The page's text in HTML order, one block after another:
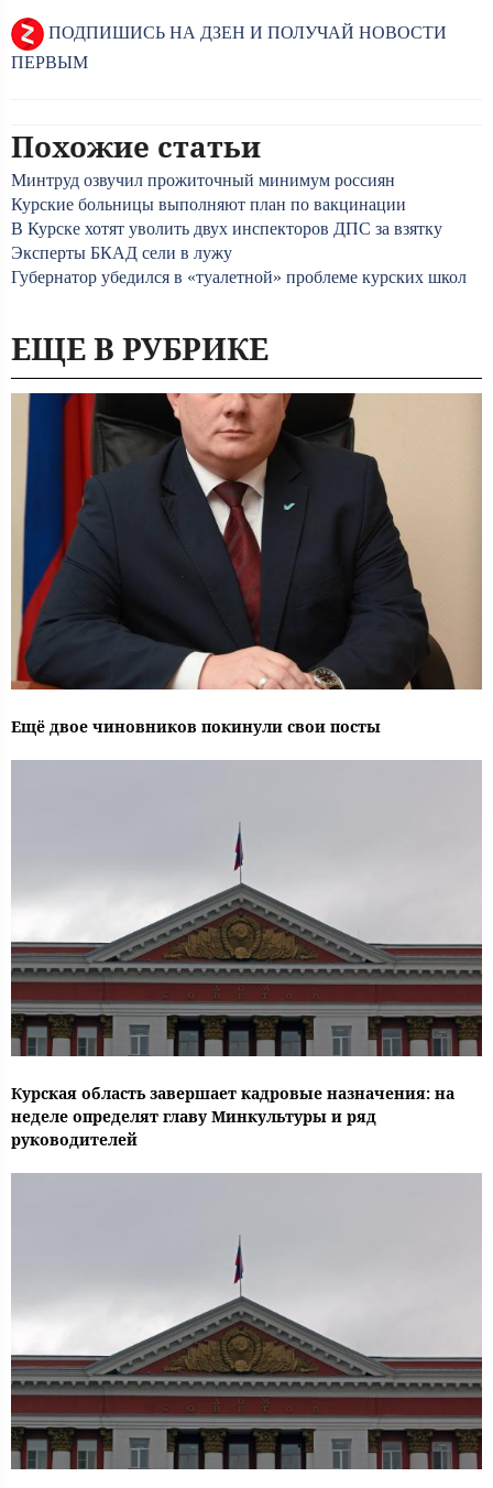
ПОДПИШИСЬ НА ДЗЕН И ПОЛУЧАЙ НОВОСТИ
ПЕРВЫМ
Похожие статьи
Минтруд озвучил прожиточный минимум россиян
Курские больницы выполняют план по вакцинации
В Курске хотят уволить двух инспекторов ДПС за взятку
Эксперты БКАД сели в лужу
Губернатор убедился в «туалетной» проблеме курских школ
ЕЩЕ В РУБРИКЕ
Ещё двое чиновников покинули свои посты
Курская область завершает кадровые назначения: на
неделе определят главу Минкультуры и ряд
руководителей